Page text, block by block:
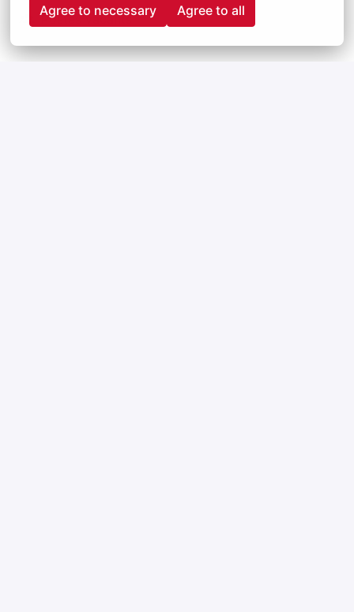
Agree to necessary Agree to all
Postes vacants